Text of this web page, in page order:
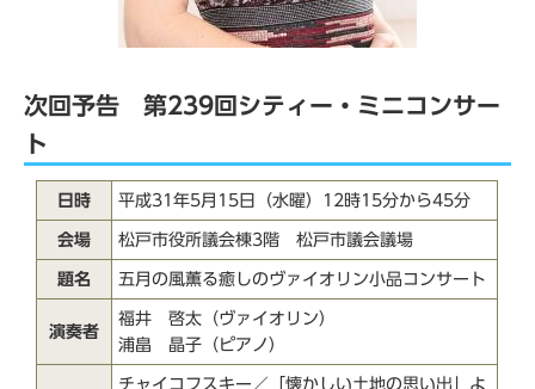
次回予告 第239回シティー・ミニコンサー
ト
日時 平成31年5月15日（水曜）12時15分から45分
会場 松戸市役所議会棟3階 松戸市議会議場
題名 五月の風薫る癒しのヴァイオリン小品コンサート
演奏者
福井 啓太（ヴァイオリン）
浦畠 晶子（ピアノ）
チャイコフスキー／「懐かしい土地の思い出」よ